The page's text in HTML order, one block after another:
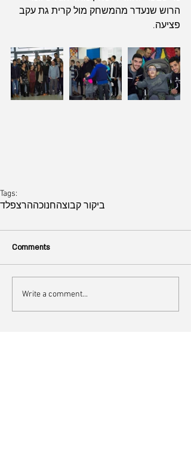
הרוש שנעדר מהמשחק מול קרית גת עקב
פציעה.
Tags:
הרצפלדחנוכהביקור קבוצה
Comments
Write a comment...